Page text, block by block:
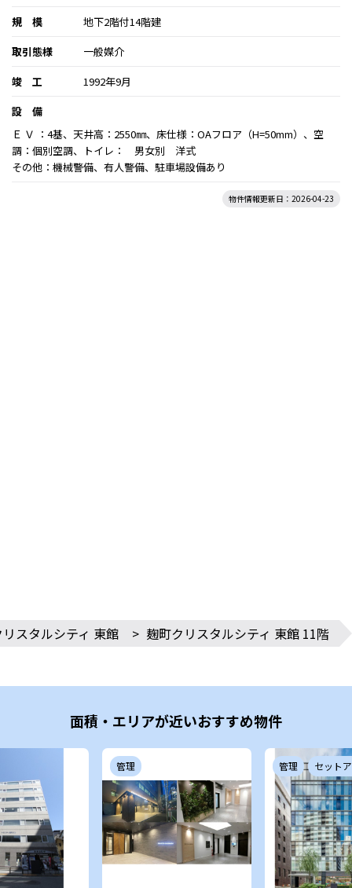
規 模
地下2階付14階建
取引態様
一般媒介
竣 工
1992年9月
設 備
Ｅ Ｖ ：4基、天井高：2550㎜、床仕様：OAフロア（H=50mm）、空
調：個別空調、トイレ： 男女別 洋式
その他：機械警備、有人警備、駐車場設備あり
物件情報更新日：2026-04-23
スタルシティ 東館 > 麹町クリスタルシティ 東館 11階
面積・エリアが近いおすすめ物件
管理 管理 セット